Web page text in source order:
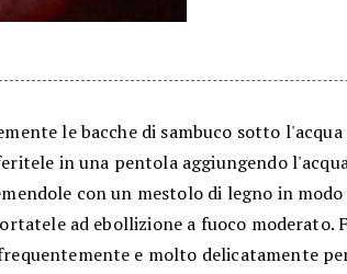
le bacche di sambuco sotto
in una pentola aggiungendo
con un mestolo di legno in
ad ebollizione a fuoco moderato.
e molto delicatamente